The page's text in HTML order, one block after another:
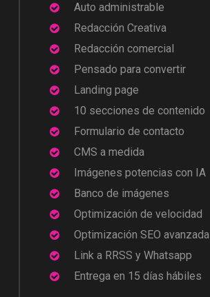
Auto administrable
Redacción Creativa
Redacción comercial
Pensado para convertir
Landing page
10 secciones de contenido
Formulario de contacto
CMS a medida
Imágenes potencias con IA
Banco de imágenes
Optimización de velocidad
Optimización SEO avanzada
Link a RRSS y Whatsapp
Entrega en 15 días hábiles